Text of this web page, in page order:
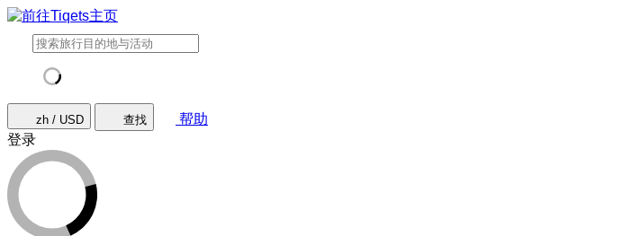
zh / USD 查找
帮助
登录